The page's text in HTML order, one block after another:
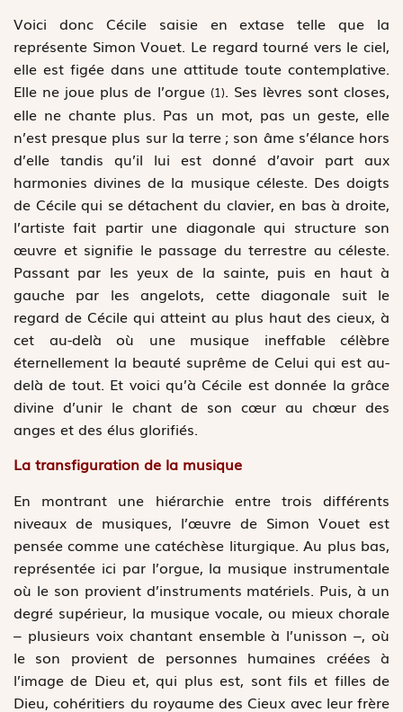
Voici donc Cécile saisie en extase telle que la
représente Simon Vouet. Le regard tourné vers le ciel,
elle est figée dans une attitude toute contemplative.
Elle ne joue plus de l’orgue (1). Ses lèvres sont closes,
elle ne chante plus. Pas un mot, pas un geste, elle
n’est presque plus sur la terre ; son âme s’élance hors
d’elle tandis qu’il lui est donné d’avoir part aux
harmonies divines de la musique céleste. Des doigts
de Cécile qui se détachent du clavier, en bas à droite,
l’artiste fait partir une diagonale qui structure son
œuvre et signifie le passage du terrestre au céleste.
Passant par les yeux de la sainte, puis en haut à
gauche par les angelots, cette diagonale suit le
regard de Cécile qui atteint au plus haut des cieux, à
cet au-delà où une musique ineffable célèbre
éternellement la beauté suprême de Celui qui est au-
delà de tout. Et voici qu’à Cécile est donnée la grâce
divine d’unir le chant de son cœur au chœur des
anges et des élus glorifiés.
La transfiguration de la musique
En montrant une hiérarchie entre trois différents
niveaux de musiques, l’œuvre de Simon Vouet est
pensée comme une catéchèse liturgique. Au plus bas,
représentée ici par l’orgue, la musique instrumentale
où le son provient d’instruments matériels. Puis, à un
degré supérieur, la musique vocale, ou mieux chorale
– plusieurs voix chantant ensemble à l’unisson –, où
le son provient de personnes humaines créées à
l’image de Dieu et, qui plus est, sont fils et filles de
Dieu, cohéritiers du royaume des Cieux avec leur frère